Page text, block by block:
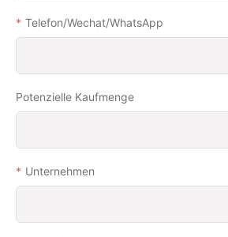
Telefon/Wechat/WhatsApp
Potenzielle Kaufmenge
Unternehmen